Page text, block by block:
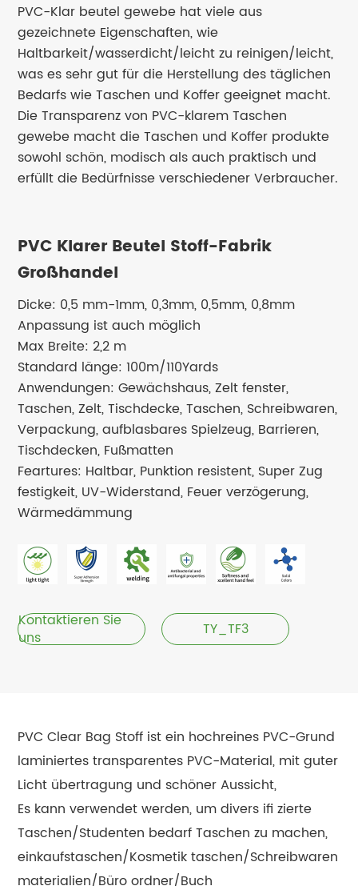
PVC-Klar beutel gewebe hat viele aus
gezeichnete Eigenschaften, wie
Haltbarkeit/wasserdicht/leicht zu reinigen/leicht,
was es sehr gut für die Herstellung des täglichen
Bedarfs wie Taschen und Koffer geeignet macht.
Die Transparenz von PVC-klarem Taschen
gewebe macht die Taschen und Koffer produkte
sowohl schön, modisch als auch praktisch und
erfüllt die Bedürfnisse verschiedener Verbraucher.
PVC Klarer Beutel Stoff-Fabrik
Großhandel
Dicke: 0,5 mm-1mm, 0,3mm, 0,5mm, 0,8mm
Anpassung ist auch möglich
Max Breite: 2,2 m
Standard länge: 100m/110Yards
Anwendungen: Gewächshaus, Zelt fenster,
Taschen, Zelt, Tischdecke, Taschen, Schreibwaren,
Verpackung, aufblasbares Spielzeug, Barrieren,
Tischdecken, Fußmatten
Feartures: Haltbar, Punktion resistent, Super Zug
festigkeit, UV-Widerstand, Feuer verzögerung,
Wärmedämmung
Kontaktieren Sie
uns
TY_TF3
PVC Clear Bag Stoff ist ein hochreines PVC-Grund
laminiertes transparentes PVC-Material, mit guter
Licht übertragung und schöner Aussicht,
Es kann verwendet werden, um divers ifi zierte
Taschen/Studenten bedarf Taschen zu machen,
einkaufstaschen/Kosmetik taschen/Schreibwaren
materialien/Büro ordner/Buch